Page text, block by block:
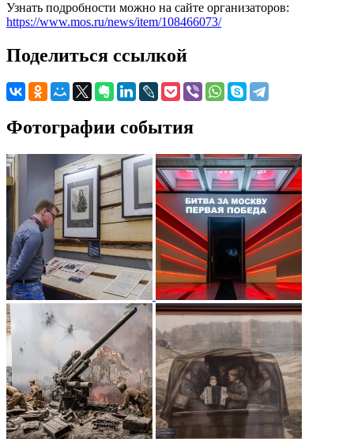
Узнать подробности можно на сайте организаторов:
https://www.mos.ru/news/item/108466073/
Поделиться ссылкой
Фотографии события